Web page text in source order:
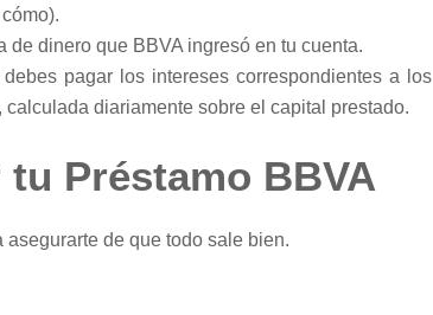
de dinero que BBVA ingresó en tu cuenta.
pagar los intereses correspondientes a los
diariamente sobre el capital prestado.
Préstamo BBVA
de que todo sale bien.